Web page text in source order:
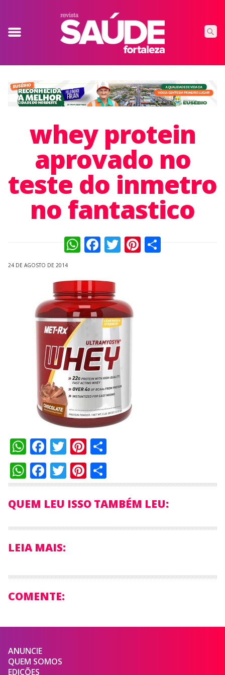
whey protein
aprovado no
teste do inmetro
no fantastico
WhatsApp
Facebook
TwitterPinterest
24 DE AGOSTO DE 2014
WhatsApp
Facebook
Twitter
Pinterest
Compartilhar
WhatsApp
Facebook
Twitter
Pinterest
Compartilhar
QUEM LEU ISSO TAMBÉM LEU:
LEIA MAIS:
COMENTE:
ANUNCIE
QUEM SOMOS
EDIÇÕES